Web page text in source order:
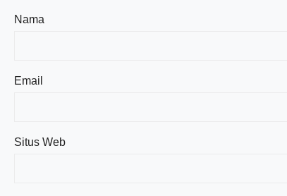
Nama
Email
Situs Web